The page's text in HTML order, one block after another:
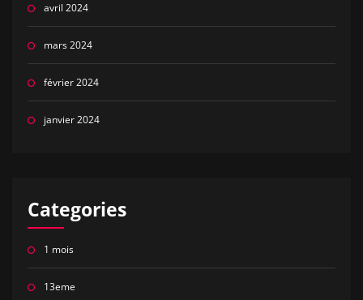
avril 2024
mars 2024
février 2024
janvier 2024
Categories
1 mois
13eme